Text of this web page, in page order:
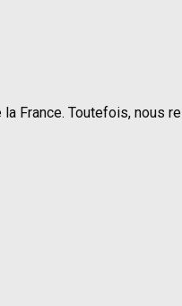
France. Toutefois, nous